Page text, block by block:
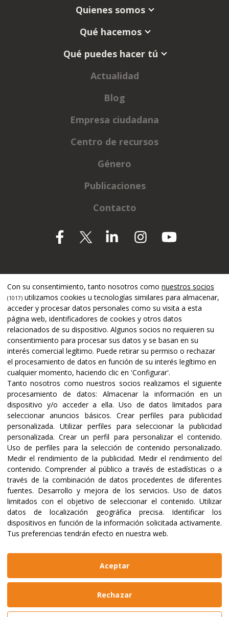
Quienes somos
Qué hacemos
Qué puedes hacer tú
Actualidad
Blog
Empresa ciudadana
Centro de recursos
Género
Publicaciones
Contacto
Certificaciones y acreditaciones
Manual de identidad
Web realizada porBikuma
Con su consentimiento, tanto nosotros como nuestros socios
(1017) utilizamos cookies u tecnologías similares para almacenar,
acceder y procesar datos personales como su visita a esta
página web, identificadores de cookies y otros datos
relacionados de su dispositivo. Algunos socios no requieren su
consentimiento para procesar sus datos y se basan en su
interés comercial legítimo. Puede retirar su permiso o rechazar
el procesamiento de datos en función de su interés legítimo en
cualquier momento, haciendo clic en 'Configurar'.
Tanto nosotros como nuestros socios realizamos el siguiente
procesamiento de datos: Almacenar la información en un
dispositivo y/o acceder a ella. Uso de datos limitados para
seleccionar anuncios básicos.Crear perfiles para publicidad
personalizada. Utilizar perfiles para seleccionar la publicidad
personalizada.Crear un perfil para personalizar el contenido.
Uso de perfiles para la selección de contenido personalizado.
Medir el rendimiento de la publicidad. Medir el rendimiento del
contenido.Comprender al público a través de estadísticas o a
través de la combinación de datos procedentes de diferentes
fuentes. Desarrollo y mejora de los servicios. Uso de datos
limitados con el objetivo de seleccionar el contenido. Utilizar
datos de localización geográfica precisa. Identificar los
dispositivos en función de la información solicitada activamente.
Tus preferencias tendrán efecto en nuestra web.
Rechazar
Aceptar
Aviso Legal